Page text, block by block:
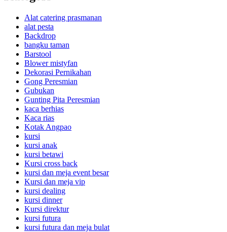
Alat catering prasmanan
alat pesta
Backdrop
bangku taman
Barstool
Blower mistyfan
Dekorasi Pernikahan
Gong Peresmian
Gubukan
Gunting Pita Peresmian
kaca berhias
Kaca rias
Kotak Angpao
kursi
kursi anak
kursi betawi
Kursi cross back
kursi dan meja event besar
Kursi dan meja vip
kursi dealing
kursi dinner
Kursi direktur
kursi futura
kursi futura dan meja bulat